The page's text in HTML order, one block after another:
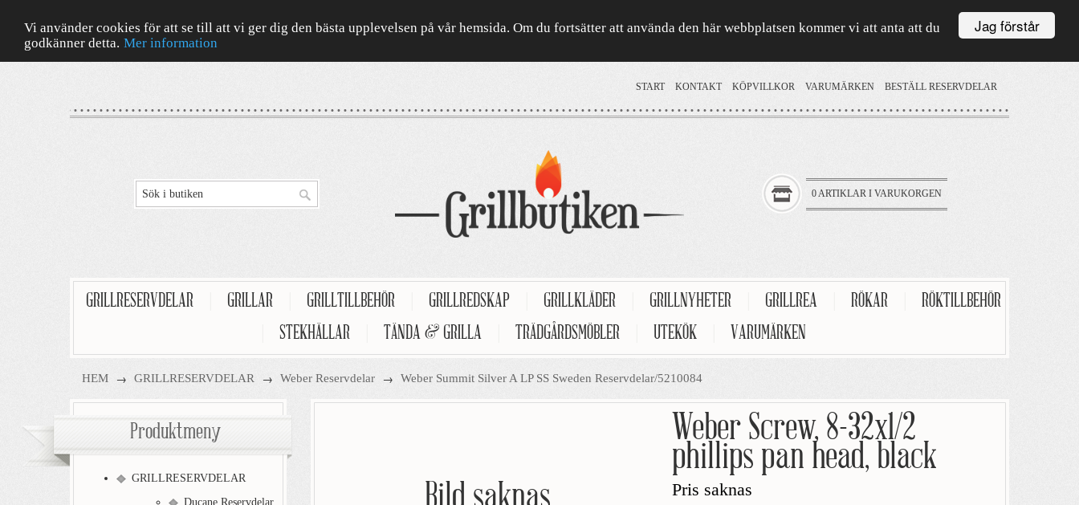
Jag förstår
Vi använder cookies för att se till att vi ger dig den bästa upplevelsen på vår hemsida. Om du fortsätter att använda den här webbplatsen kommer vi att anta att du
godkänner detta. Mer information
START KONTAKT KÖPVILLKOR VARUMÄRKEN BESTÄLL RESERVDELAR
0 ARTIKLAR I VARUKORGEN
GRILLRESERVDELAR GRILLAR GRILLTILLBEHÖR GRILLREDSKAP GRILLKLÄDER GRILLNYHETER GRILLREA RÖKAR
RÖKTILLBEHÖR
STEKHÄLLAR TÄNDA & GRILLA TRÄDGÅRDSMÖBLER UTEKÖK VARUMÄRKEN
HEM → GRILLRESERVDELAR → Weber Reservdelar → Weber Summit Silver A LP SS Sweden Reservdelar/5210084
Weber Screw, 8-32x1/2
phillips pan head, black
Pris saknas
Produktmeny
GRILLRESERVDELAR
Ducane Reservdelar